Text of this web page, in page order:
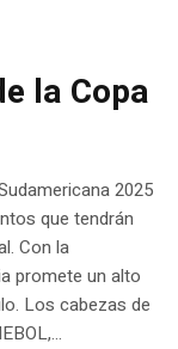
la Copa
2025
que tendrán
Con la
promete un alto
Los cabezas de